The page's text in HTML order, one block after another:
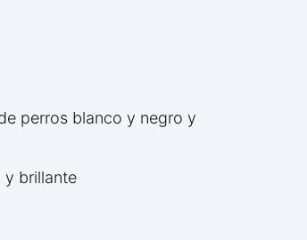
perros blanco y negro y
y brillante